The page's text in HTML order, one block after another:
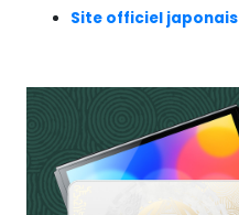
Site officiel japonais